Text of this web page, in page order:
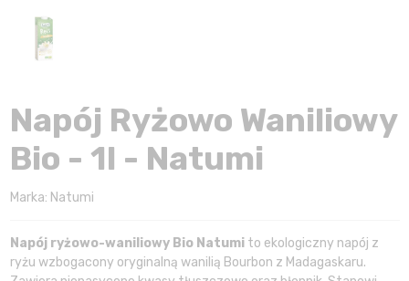
Napój Ryżowo Waniliowy
Bio - 1l - Natumi
Marka: Natumi
Napój ryżowo-waniliowy Bio Natumi to ekologiczny napój z
ryżu wzbogacony oryginalną wanilią Bourbon z Madagaskaru.